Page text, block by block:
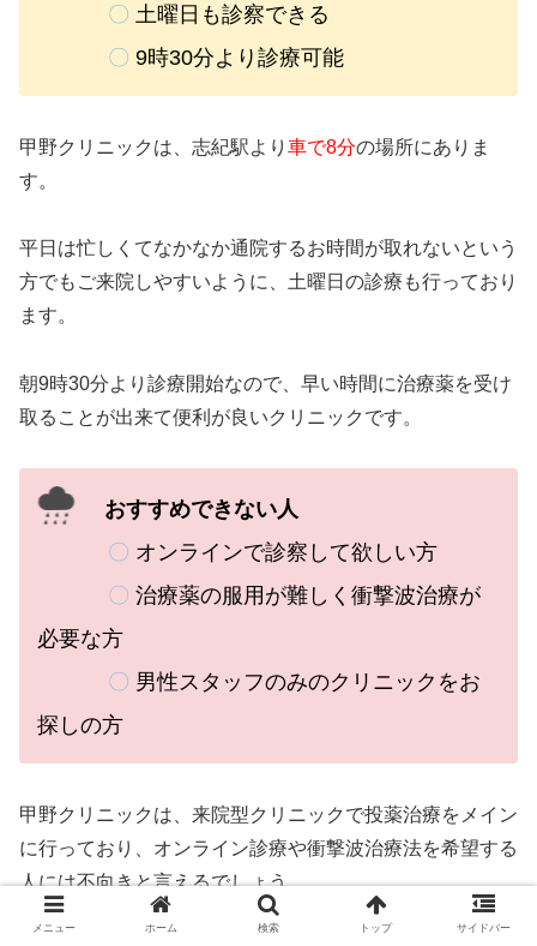
〇 土曜日も診察できる
〇 9時30分より診療可能
甲野クリニックは、志紀駅より 車で8分の場所にありま
す。
平日は忙しくてなかなか通院するお時間が取れないという
方でもご来院しやすいように、土曜日の診療も行っており
ます。
朝9時30分より診療開始なので、早い時間に治療薬を受け
取ることが出来て便利が良いクリニックです。
おすすめできない人
〇 オンラインで診察して欲しい方
〇 治療薬の服用が難しく衝撃波治療が
必要な方
〇 男性スタッフのみのクリニックをお
探しの方
甲野クリニックは、 来院型クリニックで投薬治療をメイン
に行っており、オンライン診療や衝撃波治療法を希望する
人には不向きと言えるでしょう。
メニュー ホーム 検索 トップ サイドバー